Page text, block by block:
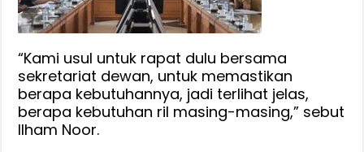
“Kami usul untuk rapat dulu bersama
sekretariat dewan, untuk memastikan
berapa kebutuhannya, jadi terlihat jelas,
berapa kebutuhan ril masing-masing,” sebut
Ilham Noor.